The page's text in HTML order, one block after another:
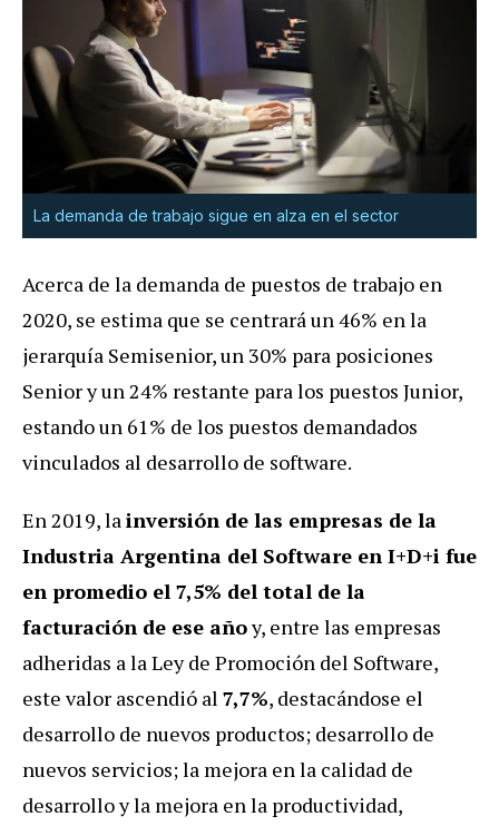
La demanda de trabajo sigue en alza en el sector
Acerca de la demanda de puestos de trabajo en
2020, se estima que se centrará un 46% en la
jerarquía Semisenior, un 30% para posiciones
Senior y un 24% restante para los puestos Junior,
estando un 61% de los puestos demandados
vinculados al desarrollo de software.
En 2019, lainversión de las empresas de la
Industria Argentina del Software en I+D+i fue
en promedio el 7,5% del total de la
facturación de ese añoy, entre las empresas
adheridas a la Ley de Promoción del Software,
este valor ascendió al 7,7%, destacándose el
desarrollo de nuevos productos; desarrollo de
nuevos servicios; la mejora en la calidad de
desarrollo y la mejora en la productividad,